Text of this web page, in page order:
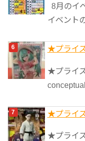
8月のイ
イベント
★プライ
★プライ
★プライ
★プライ